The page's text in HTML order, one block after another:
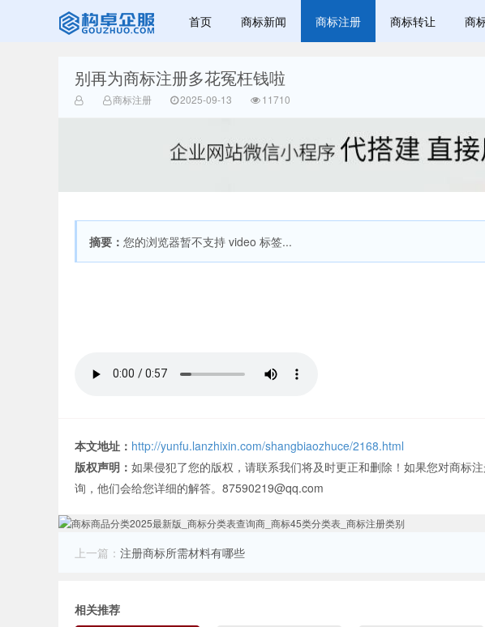
赣州兰之新知
首页 商标新闻 商标注册 商标转让 商
别再为商标注册多花冤枉钱啦
商标注册 2025-09-13 11710
摘要： 您的浏览器暂不支持 video 标签...
本文地址： http://yunfu.lanzhixin.com/shangbiaozhuce/2168.html
版权声明： 如果侵犯了您的版权，请联系我们将及时更正和删除！如果您对商标
询，他们会给您详细的解答。87590219@qq.com
上一篇： 注册商标所需材料有哪些
相关推荐